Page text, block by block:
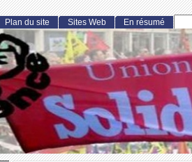
Plan du site Sites Web En résumé